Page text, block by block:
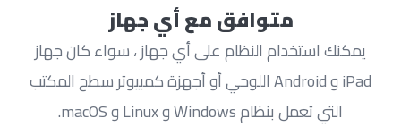
متوافق مع أي جهاز
يمكنك استخدام النظام على أي جهاز ، سواء كان جهاز
iPad و Android اللوحي أو أجهزة كمبيوتر سطح المكتب
التي تعمل بنظام Windows و Linux و macOS.